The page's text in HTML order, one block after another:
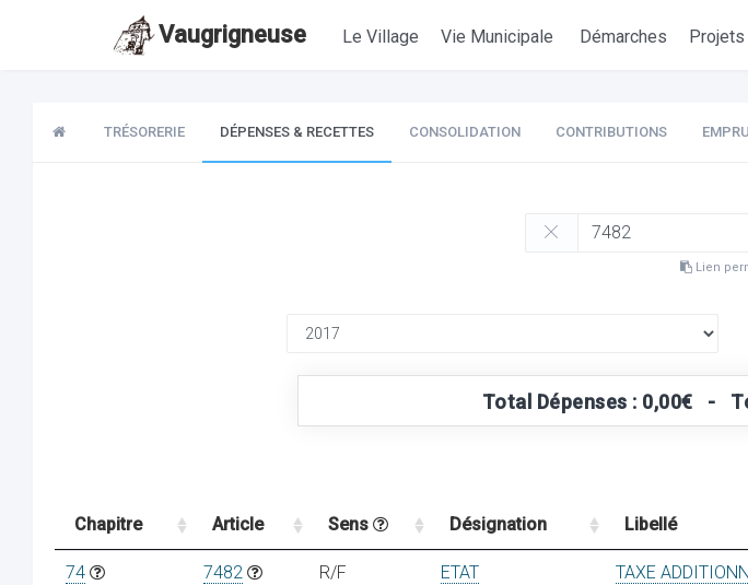
Vaugrigneuse Le Village Vie Municipale Démarches Projets
TRÉSORERIE DÉPENSES & RECETTES CONSOLIDATION CONTRIBUTIONS
Lien
Total Dépenses : 0,00€ -
Chapitre Article Sens Désignation Libellé
74 7482 R/F ETAT TAXE